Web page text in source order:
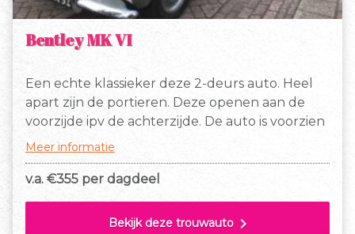
Bentley MK VI
Een echte klassieker deze 2-deurs auto. Heel
apart zijn de portieren. Deze openen aan de
voorzijde ipv de achterzijde. De auto is voorzien
van een schuifdak. Geschikt voor bijzondere
Meer informatie
v.a. €355 per dagdeel
Bekijk deze trouwauto chevron_right